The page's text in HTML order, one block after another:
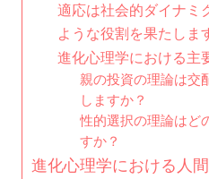
適応は社会的ダイナミ
ような役割を果たしま
進化心理学における主
親の投資の理論は交
しますか？
性的選択の理論はど
すか？
進化心理学における人